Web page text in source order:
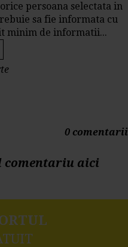
persoana selectata in
sa fie informata cu
minim de informatii...
0 comentarii
comentariu aici